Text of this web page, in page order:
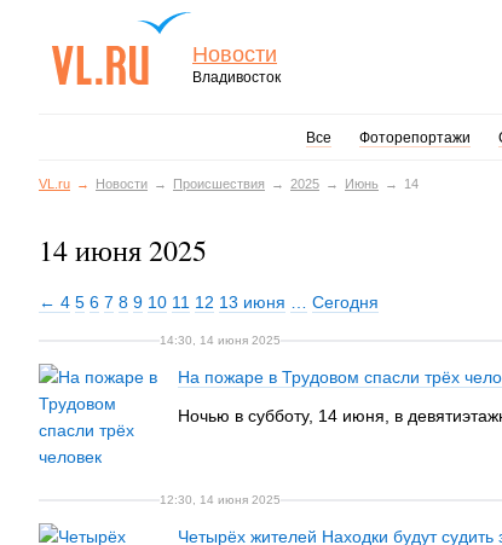
Новости
Владивосток
Все Фоторепортажи
VL.ru Новости Происшествия 2025 Июнь 14
14 июня 2025
← 4 5 6 7 8 9 10 11 12 13 июня Сегодня
14:30, 14 июня 2025
На пожаре в Трудовом спасли трёх
Ночью в субботу, 14 июня, в
12:30, 14 июня 2025
Четырёх жителей Находки будут